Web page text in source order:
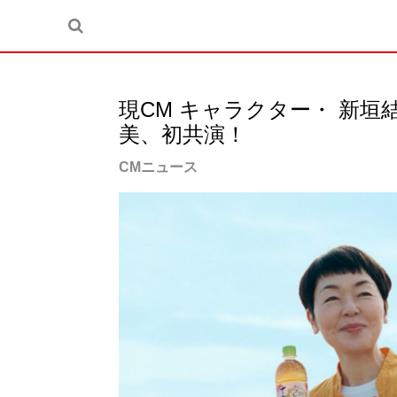
現CM キャラクター・ 新垣
美、初共演！
CMニュース